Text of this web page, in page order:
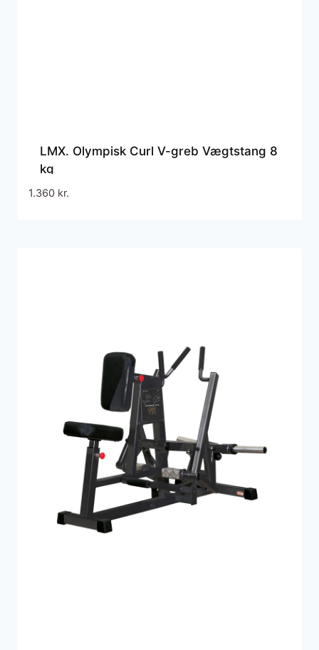
LMX. Olympisk Curl V-greb Vægtstang 8
kg
1.360 kr.